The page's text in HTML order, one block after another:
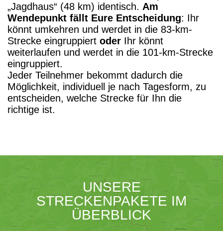
„Jagdhaus“ (48 km) identisch. Am
Wendepunkt fällt Eure Entscheidung: Ihr
könnt umkehren und werdet in die 83-km-
Strecke eingruppiert oder Ihr könnt
weiterlaufen und werdet in die 101-km-Strecke
eingruppiert.
Jeder Teilnehmer bekommt dadurch die
Möglichkeit, individuell je nach Tagesform, zu
entscheiden, welche Strecke für Ihn die
richtige ist.
UNSERE
STRECKENPAKETE IM
ÜBERBLICK